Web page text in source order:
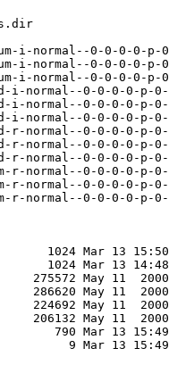
i-normal--0-0-0-0-p-
i-normal--0-0-0-0-p-
i-normal--0-0-0-0-p-
normal--0-0-0-0-p-0-
normal--0-0-0-0-p-0-
normal--0-0-0-0-p-0-
normal--0-0-0-0-p-0-
normal--0-0-0-0-p-0-
normal--0-0-0-0-p-0-
r-normal--0-0-0-0-p-0-
r-normal--0-0-0-0-p-0-
r-normal--0-0-0-0-p-0-
1024 Mar 13
1024 Mar 13
May 11
May 11
May 11
May 11
790 Mar 13